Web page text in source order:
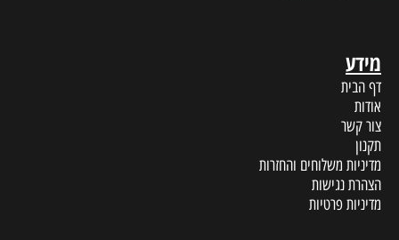
מידע
דף הבית
אודות
צור קשר
תקנון
מדיניות משלוחים והחזרות
הצהרת נגישות
מדיניות פרטיות